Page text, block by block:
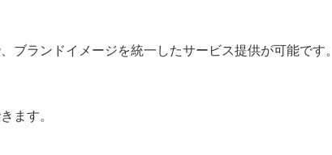
ブランドイメージを統一したサービス提供が可能です。
ます。